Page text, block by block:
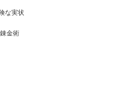
な実状
金術